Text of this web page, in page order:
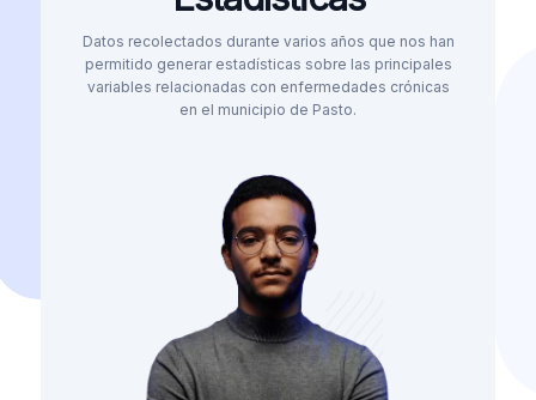
Datos recolectados durante varios años que nos han
permitido generar estadísticas sobre las principales
variables relacionadas con enfermedades crónicas
en el municipio de Pasto.